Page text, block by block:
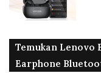
Temukan Lenovo
Earphone